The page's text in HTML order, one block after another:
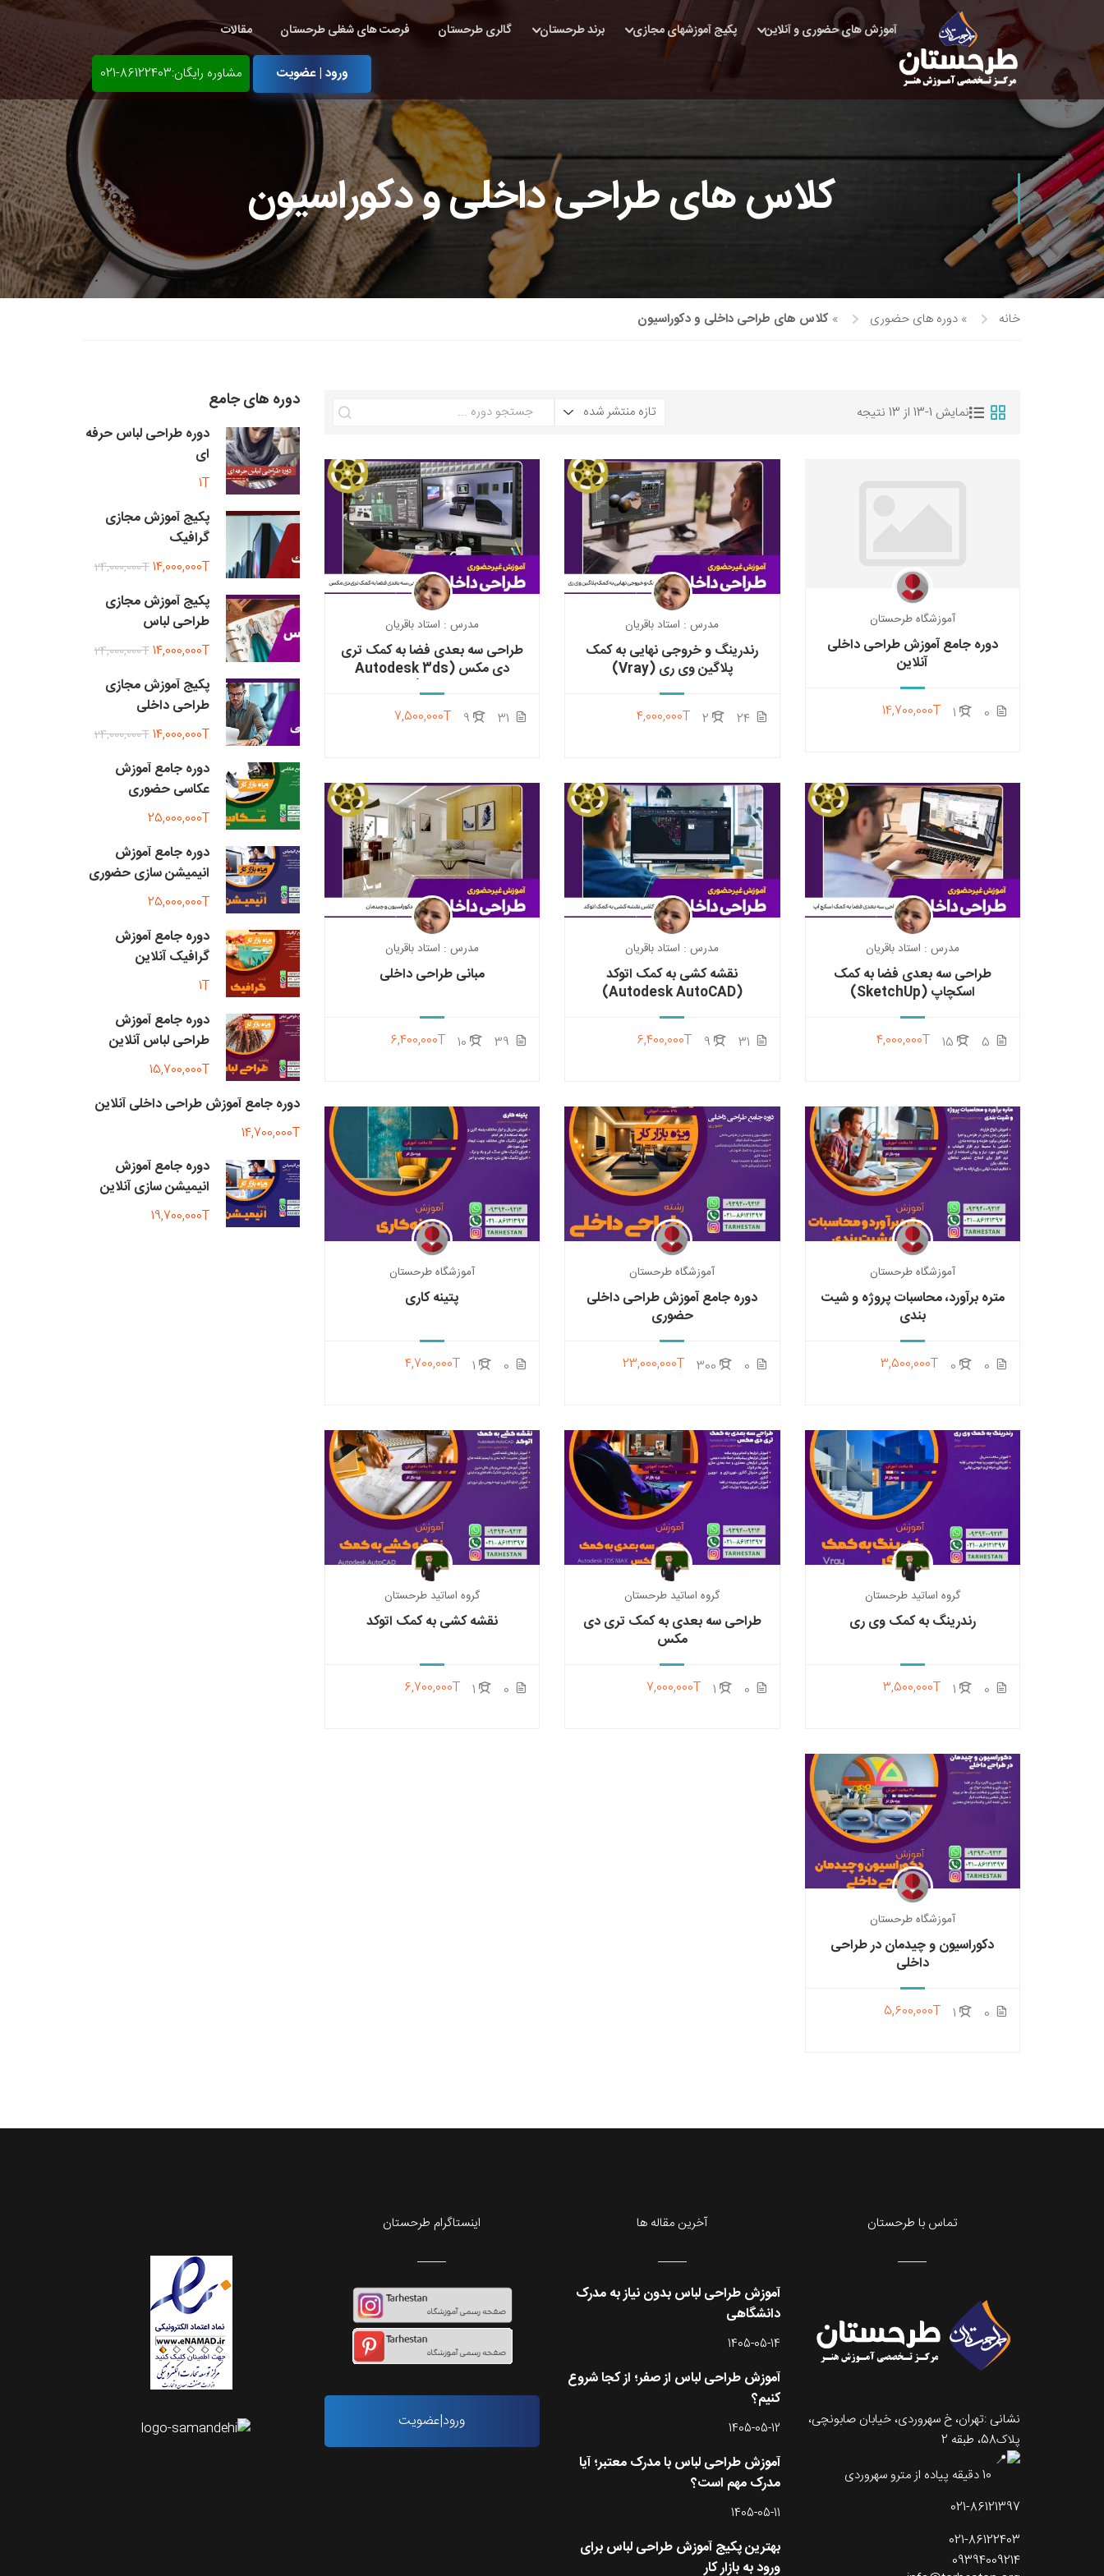
آموزش های حضوری و آنلاین پکیج آموزشهای مجازی برند طرحستان گالری طرحستان فرصت های شغلی طرحستان مقالات
ورود | عضویت مشاوره رایگان:86122403-021
کلاس های طراحی داخلی و دکوراسیون
خانه » دوره های حضوری » کلاس های طراحی داخلی و دکوراسیون
نمایش 1-13 از 13 نتیجه
آموزشگاه طرحستان
دوره جامع آموزش طراحی داخلی
آنلاین
0
1
14,700,000T
مدرس : استاد باقریان
رندرینگ و خروجی نهایی به کمک
پلاگین وی ری (Vray)
24
2
4,000,000T
مدرس : استاد باقریان
طراحی سه بعدی فضا به کمک تری
دی مکس (Autodesk 3ds
MAX)
31
9
7,500,000T
مدرس : استاد باقریان
طراحی سه بعدی فضا به کمک
اسکچاپ (SketchUp)
5
15
4,000,000T
مدرس : استاد باقریان
نقشه کشی به کمک اتوکد
(Autodesk AutoCAD)
31
9
6,400,000T
مدرس : استاد باقریان
مبانی طراحی داخلی
39
10
6,400,000T
آموزشگاه طرحستان
متره برآورد، محاسبات پروژه و شیت
بندی
0
0
3,500,000T
آموزشگاه طرحستان
دوره جامع آموزش طراحی داخلی
حضوری
0
300
23,000,000T
آموزشگاه طرحستان
پتینه کاری
0
1
4,700,000T
گروه اساتید طرحستان
رندرینگ به کمک وی ری
0
1
3,500,000T
گروه اساتید طرحستان
طراحی سه بعدی به کمک تری دی
مکس
0
1
7,000,000T
گروه اساتید طرحستان
نقشه کشی به کمک اتوکد
0
1
6,700,000T
آموزشگاه طرحستان
دکوراسیون و چیدمان در طراحی
داخلی
0
1
5,600,000T
دوره های جامع
دوره طراحی لباس حرفه
ای
1T
پکیج آموزش مجازی
گرافیک
24,000,000T 14,000,000T
پکیج آموزش مجازی
طراحی لباس
24,000,000T 14,000,000T
پکیج آموزش مجازی
طراحی داخلی
24,000,000T 14,000,000T
دوره جامع آموزش
عکاسی حضوری
25,000,000T
دوره جامع آموزش
انیمیشن سازی حضوری
25,000,000T
دوره جامع آموزش
گرافیک آنلاین
1T
دوره جامع آموزش
طراحی لباس آنلاین
15,700,000T
دوره جامع آموزش طراحی داخلی آنلاین
14,700,000T
دوره جامع آموزش
انیمیشن سازی آنلاین
19,700,000T
اینستاگرام طرحستان
ورود|عضویت
آخرین مقاله ها
آموزش طراحی لباس بدون نیاز به مدرک
دانشگاهی
1405-05-14
آموزش طراحی لباس از صفر؛ از کجا شروع
کنیم؟
1405-05-12
آموزش طراحی لباس با مدرک معتبر؛ آیا
مدرک مهم است؟
1405-05-11
بهترین پکیج آموزش طراحی لباس برای
ورود به بازار کار
تماس با طرحستان
نشانی :تهران، خ سهروردی، خیابان صابونچی،
پلاک58، طبقه 2
021-86121397
021-86122403
09394009214